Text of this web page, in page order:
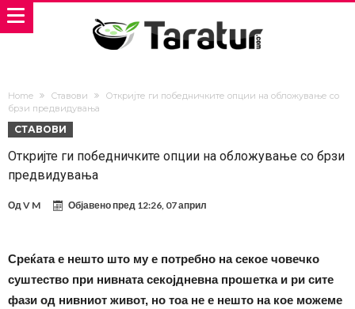
Home Ставови
Откријте ги победничките опции на обложување со
брзи предвидувања
СТАВОВИ
Откријте ги победничките опции на обложување со брзи
предвидувања
ОдV M Објавено пред 12:26, 07 април
Среќата е нешто што му е потребно на секое човечко
суштество при нивната секојдневна прошетка и ри сите
фази од нивниот живот, но тоа не е нешто на кое можеме